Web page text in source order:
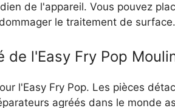
de l'appareil. Vous pouvez
le traitement de surface.
l'Easy Fry Pop
l'Easy Fry Pop. Les pièces
agréés dans le monde